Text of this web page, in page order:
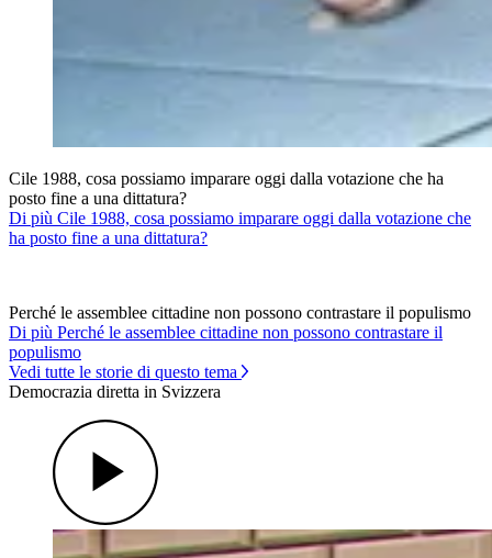
Cile 1988, cosa possiamo imparare oggi dalla votazione che ha
posto fine a una dittatura?
Di più Cile 1988, cosa possiamo imparare oggi dalla votazione che
ha posto fine a una dittatura?
Perché le assemblee cittadine non possono contrastare il populismo
Di più Perché le assemblee cittadine non possono contrastare il
populismo
Vedi tutte le storie di questo tema
Democrazia diretta in Svizzera